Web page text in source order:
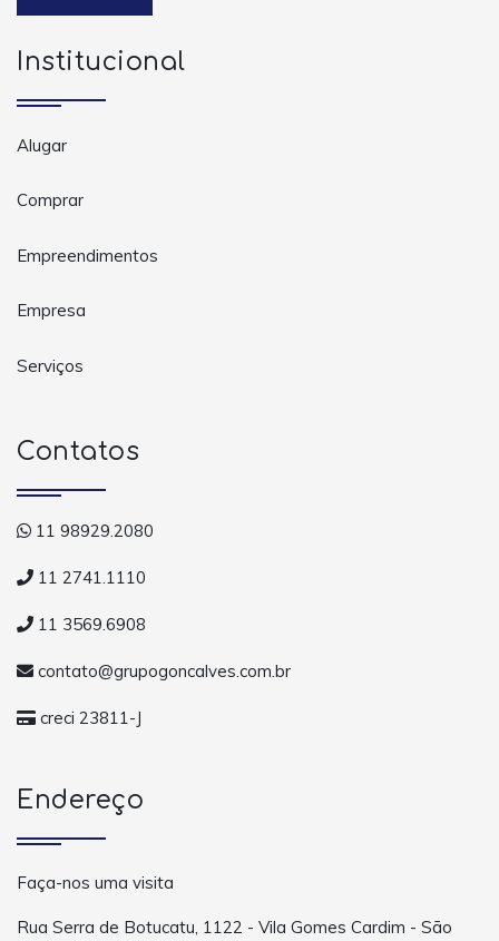
Institucional
Alugar
Comprar
Empreendimentos
Empresa
Serviços
Contatos
11 98929.2080
11 2741.1110
11 3569.6908
contato@grupogoncalves.com.br
creci 23811-J
Endereço
Faça-nos uma visita
Rua Serra de Botucatu, 1122 - Vila Gomes Cardim - São